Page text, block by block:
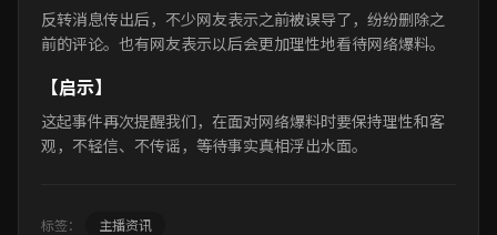
反转消息传出后，不少网友表示之前被误导了，纷纷删除之
前的评论。也有网友表示以后会更加理性地看待网络爆料。
【启示】
这起事件再次提醒我们，在面对网络爆料时要保持理性和客
观，不轻信、不传谣，等待事实真相浮出水面。
标签： 主播资讯